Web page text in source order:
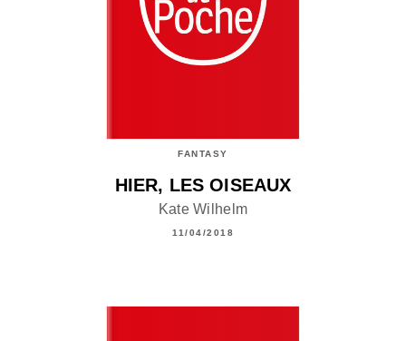
FANTASY
HIER, LES OISEAUX
Kate Wilhelm
11/04/2018